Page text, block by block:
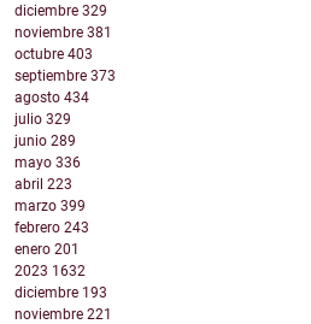
diciembre 329
noviembre 381
octubre 403
septiembre 373
agosto 434
julio 329
junio 289
mayo 336
abril 223
marzo 399
febrero 243
enero 201
2023 1632
diciembre 193
noviembre 221